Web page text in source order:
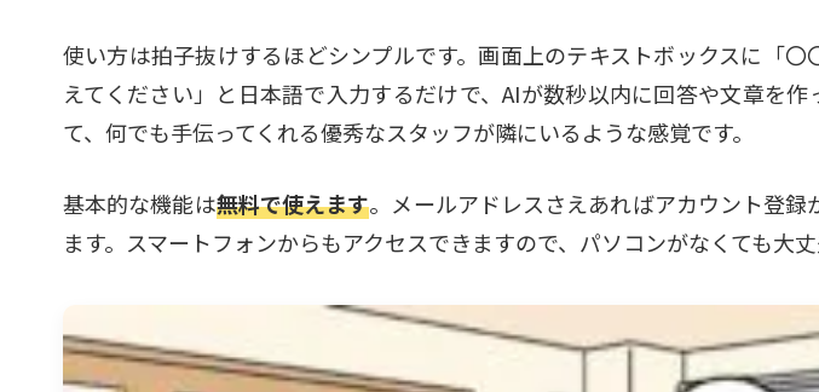
使い方は拍子抜けするほどシンプルです。画面上のテキストボックスに「
えてください」と日本語で入力するだけで、AIが数秒以内に回答や文章を
て、何でも手伝ってくれる優秀なスタッフが隣にいるような感覚です。
基本的な機能は無料で使えます。メールアドレスさえあればアカウント登
ます。スマートフォンからもアクセスできますので、パソコンがなくても大丈